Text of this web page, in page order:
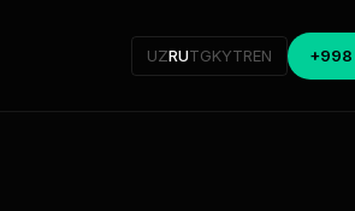
UZRUTGKYTREN +998